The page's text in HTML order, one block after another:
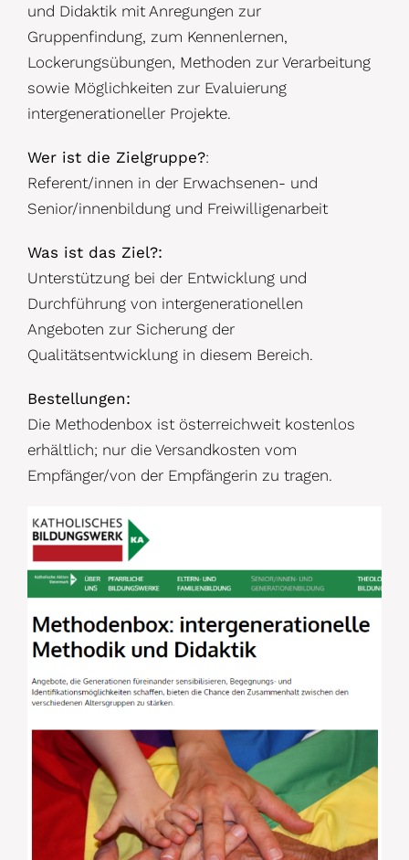
und Didaktik mit Anregungen zur
Gruppenfindung, zum Kennenlernen,
Lockerungsübungen, Methoden zur Verarbeitung
sowie Möglichkeiten zur Evaluierung
intergenerationeller Projekte.
Wer ist die Zielgruppe?:
Referent/innen in der Erwachsenen- und
Senior/innenbildung und Freiwilligenarbeit
Was ist das Ziel?:
Unterstützung bei der Entwicklung und
Durchführung von intergenerationellen
Angeboten zur Sicherung der
Qualitätsentwicklung in diesem Bereich.
Bestellungen:
Die Methodenbox ist österreichweit kostenlos
erhältlich; nur die Versandkosten vom
Empfänger/von der Empfängerin zu tragen.